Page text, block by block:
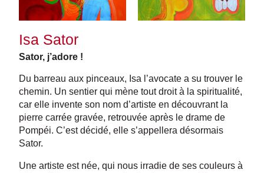
Isa Sator
Sator, j’adore !
Du barreau aux pinceaux, Isa l’avocate a su trouver le
chemin. Un sentier qui mène tout droit à la spiritualité,
car elle invente son nom d’artiste en découvrant la
pierre carrée gravée, retrouvée après le drame de
Pompéi. C’est décidé, elle s’appellera désormais
Sator.
Une artiste est née, qui nous irradie de ses couleurs à